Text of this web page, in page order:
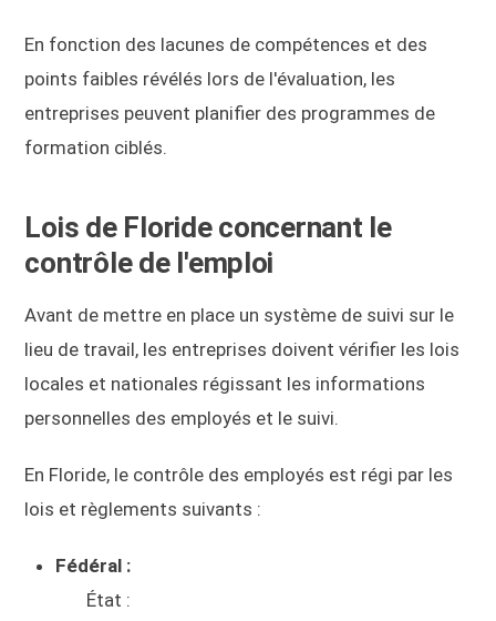
En fonction des lacunes de compétences et des
points faibles révélés lors de l'évaluation, les
entreprises peuvent planifier des programmes de
formation ciblés.
Lois de Floride concernant le
contrôle de l'emploi
Avant de mettre en place un système de suivi sur le
lieu de travail, les entreprises doivent vérifier les lois
locales et nationales régissant les informations
personnelles des employés et le suivi.
En Floride, le contrôle des employés est régi par les
lois et règlements suivants :
Fédéral :
État :